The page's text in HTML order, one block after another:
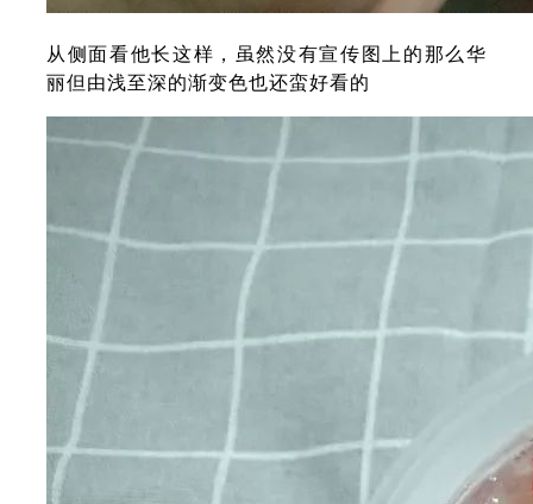
从侧面看他长这样，虽然没有宣传图上的那么华
丽但由浅至深的渐变色也还蛮好看的